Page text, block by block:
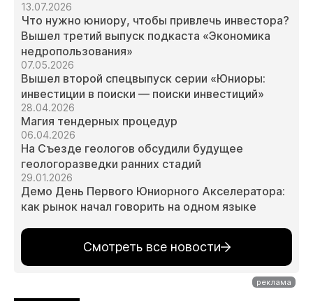
13.07.2026
Что нужно юниору, чтобы привлечь инвестора?
Вышел третий выпуск подкаста «Экономика
недропользования»
07.05.2026
Вышел второй спецвыпуск серии «Юниоры:
инвестиции в поиски — поиски инвестиций»
28.04.2026
Магия тендерных процедур
06.04.2026
На Съезде геологов обсудили будущее
геологоразведки ранних стадий
29.01.2026
Демо День Первого Юниорного Акселератора:
как рынок начал говорить на одном языке
Смотреть все новости